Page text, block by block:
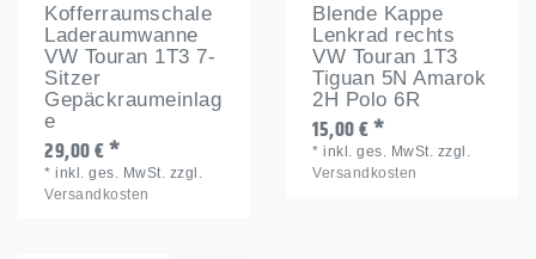
Kofferraumschale
Laderaumwanne
VW Touran 1T3 7-
Sitzer
Gepäckraumeinlag
e
29,00 € *
*inkl. ges. MwSt. zzgl.
Versandkosten
Blende Kappe
Lenkrad rechts
VW Touran 1T3
Tiguan 5N Amarok
2H Polo 6R
15,00 € *
*inkl. ges. MwSt. zzgl.
Versandkosten